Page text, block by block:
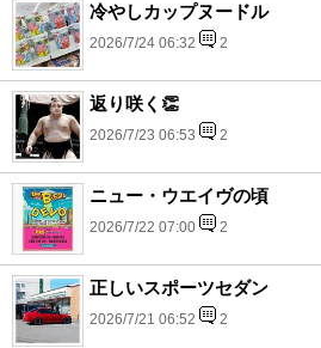
冷やしカップヌードル
2026/7/24 06:32 2
返り咲く👏
2026/7/23 06:53 2
ニュー・ウエイヴの頃
2026/7/22 07:00 2
正しいスポーツセダン
2026/7/21 06:52 2